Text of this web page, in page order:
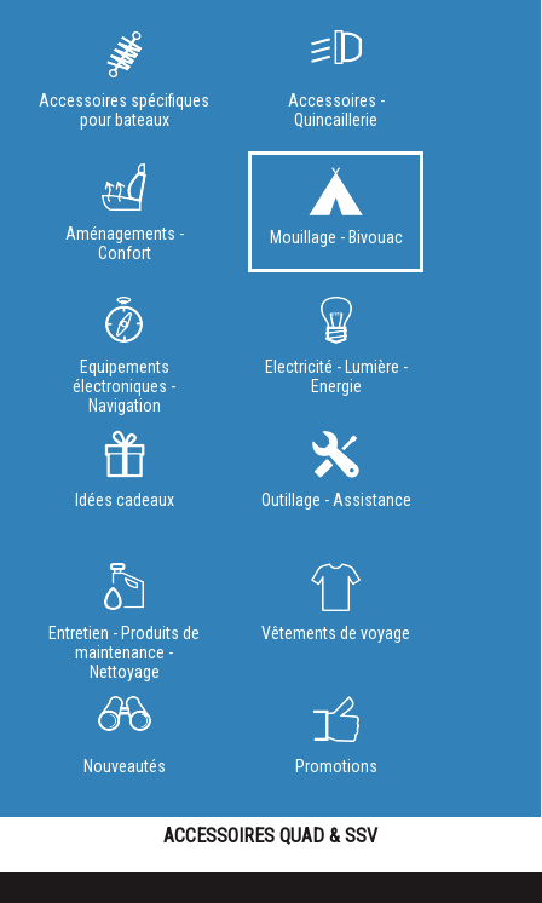
Accessoires spécifiques
pour bateaux
Accessoires -
Quincaillerie
Aménagements -
Confort
Mouillage - Bivouac
Equipements
électroniques -
Navigation
Electricité - Lumière -
Energie
Idées cadeaux Outillage - Assistance
Entretien - Produits de
maintenance -
Nettoyage
Vêtements de voyage
Nouveautés Promotions
ACCESSOIRES QUAD & SSV